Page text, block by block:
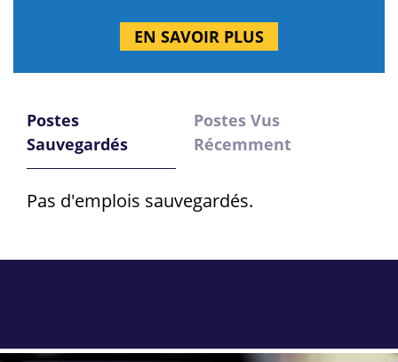
EN SAVOIR PLUS
Postes
Sauvegardés
Postes Vus
Récemment
Pas d'emplois sauvegardés.